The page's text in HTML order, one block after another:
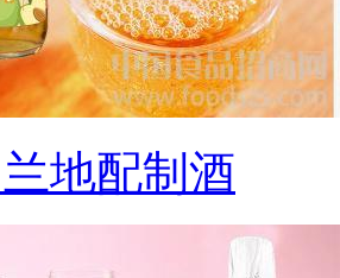
地配制酒